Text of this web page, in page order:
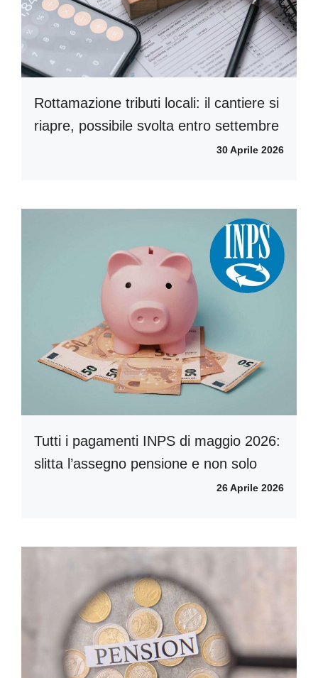
Rottamazione tributi locali: il cantiere si
riapre, possibile svolta entro settembre
30 Aprile 2026
Tutti i pagamenti INPS di maggio 2026:
slitta l’assegno pensione e non solo
26 Aprile 2026